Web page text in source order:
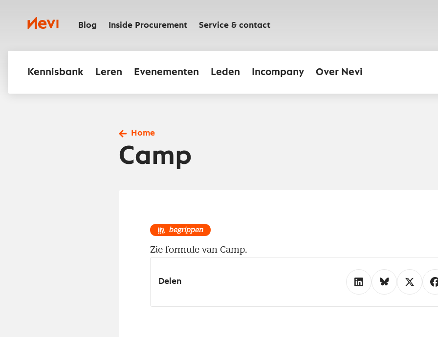
inhoudNevi Blog Inside Procurement Service & contact
Kennisbank Leren Evenementen Leden Incompany Over Nevi
Home
Camp
begrippen
Zie formule van Camp.
Delen